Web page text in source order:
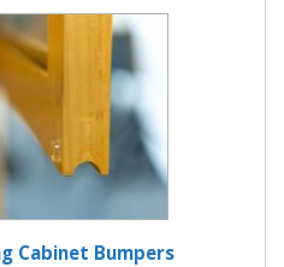
Cabinet Bumpers